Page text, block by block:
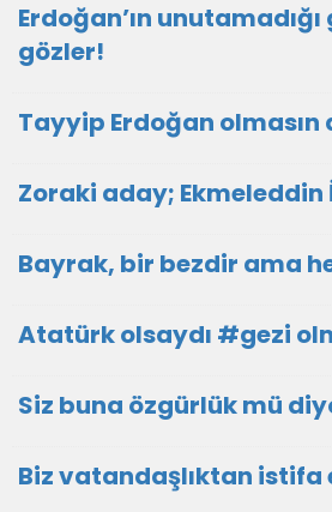
Erdoğan’ın
gözler!
Tayyip Erdoğan olmasın
Zoraki aday;
Bayrak, bir bezdir ama
Atatürk olsaydı #gezi
Siz buna özgürlük mü
Biz vatandaşlıktan istifa